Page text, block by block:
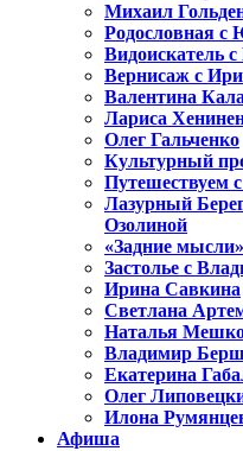
Михаил
Родословная
Видоискатель
Вернисаж с
Валентина
Лариса
Олег Гальченко
Культурный
Путешествуем
Лазурный
Озолиной
«Задние
Застолье с
Ирина Савкина
Светлана
Наталья
Владимир
Екатерина
Олег
Илона
Афиша